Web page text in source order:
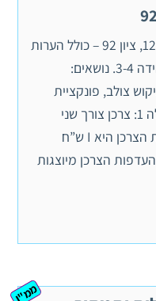
תורת המחירים א 10627 – ממ”ן 12, ציון 92 – כולל הערות
המנחה. חומר הלימוד למטלה: יחידה 3-4. נושאים:
צולב, פונקציית
אנגל, רווחת (תועלת) הצרכן. שאלה 1: צרכן צורך שני
מצרכים, מצרך 1 ומצרך 2. הכנסת הצרכן היא I ש”ח
הצרכן מיוצגות
ממ"ן